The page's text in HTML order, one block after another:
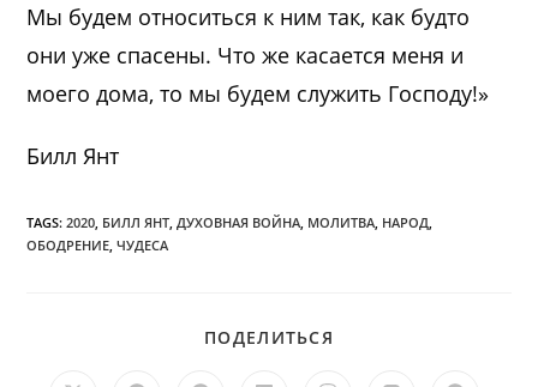
Мы будем относиться к ним так, как будто
они уже спасены. Что же касается меня и
моего дома, то мы будем служить Господу!»
Билл Янт
TAGS:2020, БИЛЛ ЯНТ, ДУХОВНАЯ ВОЙНА, МОЛИТВА, НАРОД,
ОБОДРЕНИЕ, ЧУДЕСА
ПОДЕЛИТЬСЯ